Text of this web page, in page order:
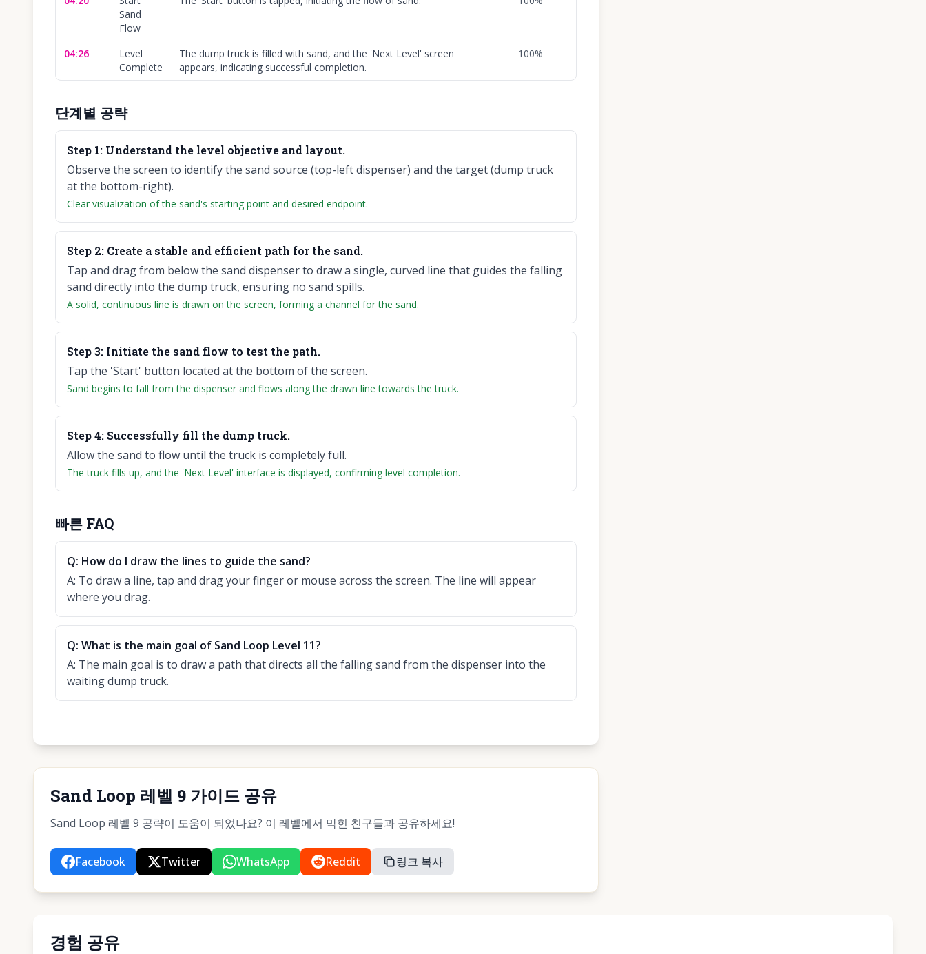
Sand
Flow
04:26
Level
Complete
The dump truck is filled with sand, and the 'Next Level' screen
appears, indicating successful completion.
100%
단계별 공략
Step 1: Understand the level objective and layout.
Observe the screen to identify the sand source (top-left dispenser) and the target (dump truck
at the bottom-right).
Clear visualization of the sand's starting point and desired endpoint.
Step 2: Create a stable and efficient path for the sand.
Tap and drag from below the sand dispenser to draw a single, curved line that guides the falling
sand directly into the dump truck, ensuring no sand spills.
A solid, continuous line is drawn on the screen, forming a channel for the sand.
Step3: Initiate the sand flow to test the path.
Tap the 'Start' button located at the bottom of the screen.
Sand begins to fall from the dispenser and flows along the drawn line towards the truck.
Step4: Successfully fill the dump truck.
Allow the sand to flow until the truck is completely full.
The truck fills up, and the 'Next Level' interface is displayed, confirming level completion.
빠른 FAQ
Q: How do I draw the lines to guide the sand?
A: To draw a line, tap and drag your finger or mouse across the screen. The line will appear
where you drag.
Q: What is the main goal of Sand Loop Level 11?
A: The main goal is to draw a path that directs all the falling sand from the dispenser into the
waiting dump truck.
Sand Loop 레벨 9 가이드 공유
Sand Loop 레벨 9 공략이 도움이 되었나요? 이 레벨에서 막힌 친구들과 공유하세요!
Facebook Twitter WhatsApp Reddit 링크 복사
경험 공유